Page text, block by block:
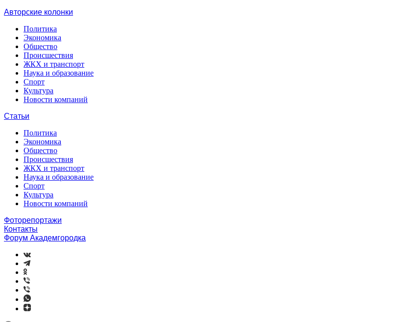
Авторские колонки
Политика
Экономика
Общество
Происшествия
ЖКХ и транспорт
Наука и образование
Спорт
Культура
Новости компаний
Статьи
Политика
Экономика
Общество
Происшествия
ЖКХ и транспорт
Наука и образование
Спорт
Культура
Новости компаний
Фоторепортажи
Контакты
Форум Академгородка